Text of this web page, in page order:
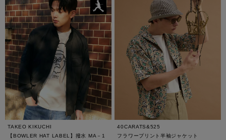
TAKEO KIKUCHI
【BOWLER HAT LABEL】撥水 MA－1
40CARATS&525
フラワープリント半袖ジャケット